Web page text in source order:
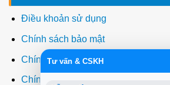
Điều khoản sử dụng
Chính sách bảo mật
Chính sách thanh toán
Chính sách giao hàng
Tư vấn & CSKH